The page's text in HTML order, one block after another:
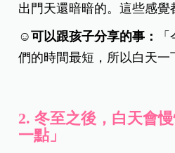
出門天還暗暗的。這些感覺
☺️可以跟孩子分享的事：
們的時間最短，所以白天一
2.冬至之後，白天會
一點」